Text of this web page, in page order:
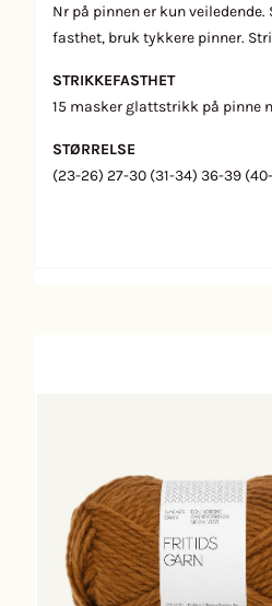
Nr på pinnen er kun
fasthet, bruk tykkere pinner.
STRIKKEFASTHET
15 masker glattstrikk på pinne
STØRRELSE
(23-26) 27-30 (31-34) 36-39